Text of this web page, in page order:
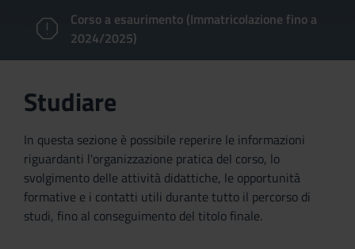
Corso a esaurimento (Immatricolazione fino a
2024/2025)
Studiare
In questa sezione è possibile reperire le informazioni
riguardanti l'organizzazione pratica del corso, lo
svolgimento delle attività didattiche, le opportunità
formative e i contatti utili durante tutto il percorso di
studi, fino al conseguimento del titolo finale.